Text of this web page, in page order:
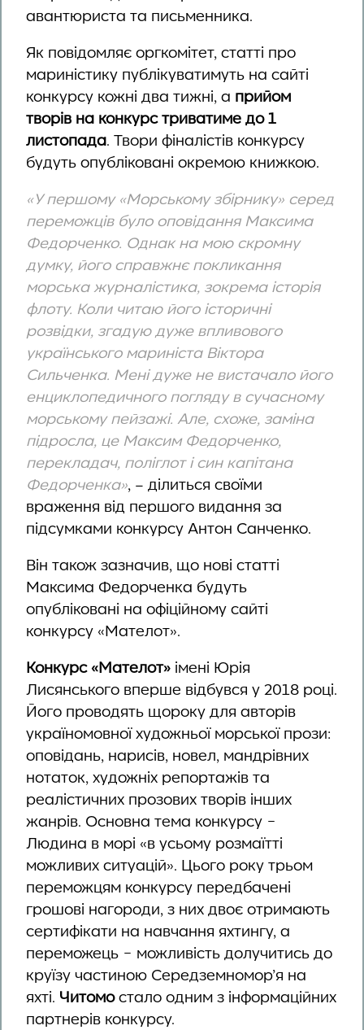
авантюриста та письменника.
Як повідомляє оргкомітет, статті про
мариністику публікуватимуть на сайті
конкурсу кожні два тижні, а прийом
творів на конкурс триватиме до 1
листопада. Твори фіналістів конкурсу
будуть опубліковані окремою книжкою.
«У першому «Морському збірнику» серед
переможців було оповідання Максима
Федорченко. Однак на мою скромну
думку, його справжнє покликання
морська журналістика, зокрема історія
флоту. Коли читаю його історичні
розвідки, згадую дуже впливового
українського мариніста Віктора
Сильченка. Мені дуже не вистачало його
енциклопедичного погляду в сучасному
морському пейзажі. Але, схоже, заміна
підросла, це Максим Федорченко,
перекладач, поліглот і син капітана
Федорченка», – ділиться своїми
враження від першого видання за
підсумками конкурсу Антон Санченко.
Він також зазначив, що нові статті
Максима Федорченка будуть
опубліковані на офіційному сайті
конкурсу «Мателот».
Конкурс «Мателот» імені Юрія
Лисянського вперше відбувся у 2018 році.
Його проводять щороку для авторів
україномовної художньої морської прози:
оповідань, нарисів, новел, мандрівних
нотаток, художніх репортажів та
реалістичних прозових творів інших
жанрів. Основна тема конкурсу −
Людина в морі «в усьому розмаїтті
можливих ситуацій». Цього року трьом
переможцям конкурсу передбачені
грошові нагороди, з них двоє отримають
сертифікати на навчання яхтингу, а
переможець − можливість долучитись до
круїзу частиною Середземномор’я на
яхті. Читомостало одним з інформаційних
партнерів конкурсу.